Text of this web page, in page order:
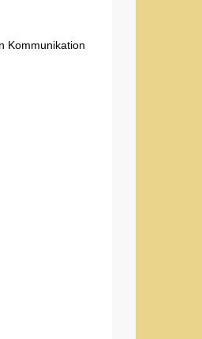
Kommunikation